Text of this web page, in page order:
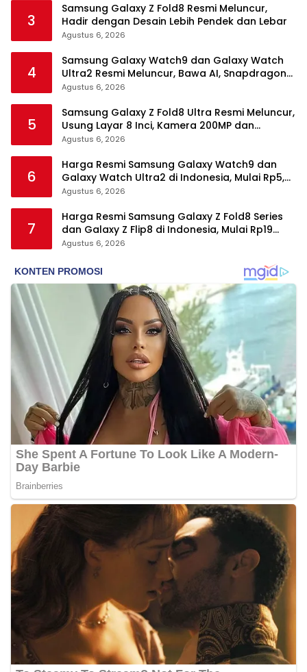
3
Samsung Galaxy Z Fold8 Resmi Meluncur,
Hadir dengan Desain Lebih Pendek dan Lebar
Agustus 6, 2026
4
Samsung Galaxy Watch9 dan Galaxy Watch
Ultra2 Resmi Meluncur, Bawa AI, Snapdragon
Wear Elite, dan Fitur Kesehatan Baru
Agustus 6, 2026
5
Samsung Galaxy Z Fold8 Ultra Resmi Meluncur,
Usung Layar 8 Inci, Kamera 200MP dan
Snapdragon 8 Elite Gen 5
Agustus 6, 2026
6
Harga Resmi Samsung Galaxy Watch9 dan
Galaxy Watch Ultra2 di Indonesia, Mulai Rp5,9
Jutaan
Agustus 6, 2026
7
Harga Resmi Samsung Galaxy Z Fold8 Series
dan Galaxy Z Flip8 di Indonesia, Mulai Rp19
Jutaan
Agustus 6, 2026